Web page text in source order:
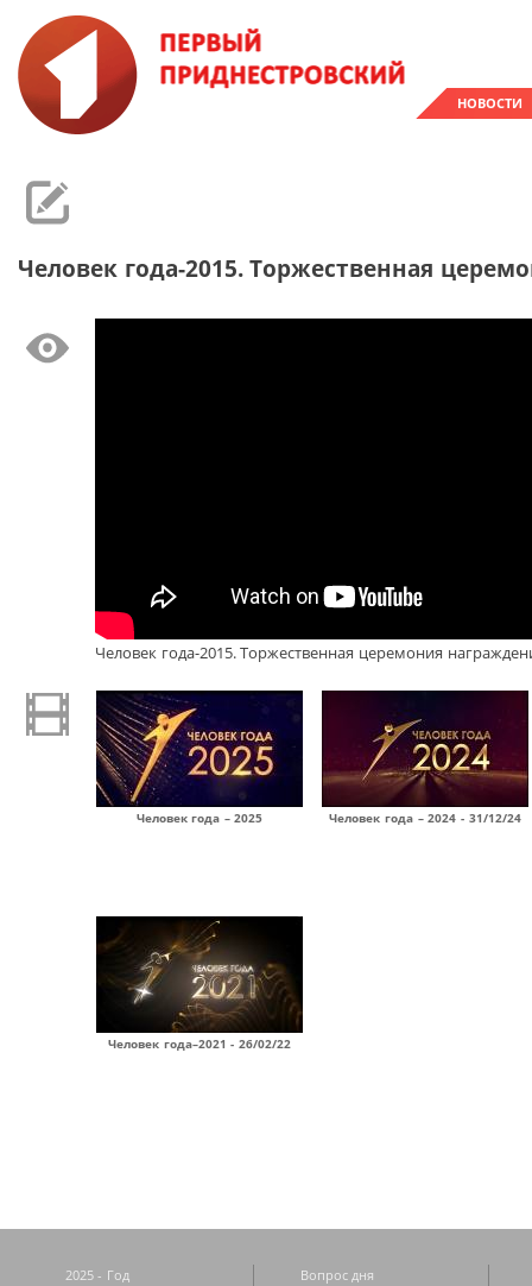
НОВОСТИ
Человек года-2015. Торжественная
Человек года-2015. Торжественная церемония
Человек года – 2025 Человек года – 2024 - 31/12/24
Человек года–2021 - 26/02/22
2025 - Год
Вопрос дня